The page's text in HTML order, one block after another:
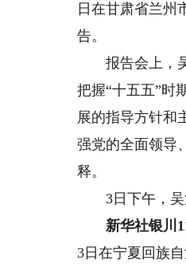
日在甘肃省兰州
告。
报告会上，吴
把握“十五五”时
展的指导方针和
强党的全面领导
释。
3日下午，吴清
新华社银川11
3日在宁夏回族